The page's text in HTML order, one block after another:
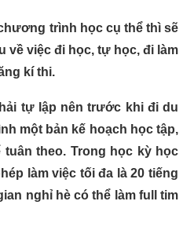
trình học cụ thể thì sẽ
về việc đi học, tự học, đi làm
kí thi.
tự lập nên trước khi đi du
một bản kế hoạch học tập,
theo. Trong học kỳ học
làm việc tối đa là 20 tiếng
nghỉ hè có thể làm full tim